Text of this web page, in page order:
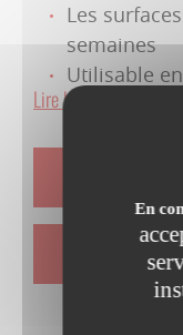
Les
semaines
Utilisable
SUBSTANCE(S)
Etofenprox
TYPE DE
Concentré
USAGES
Strictement
Lire la suite...
FICHE DE
En